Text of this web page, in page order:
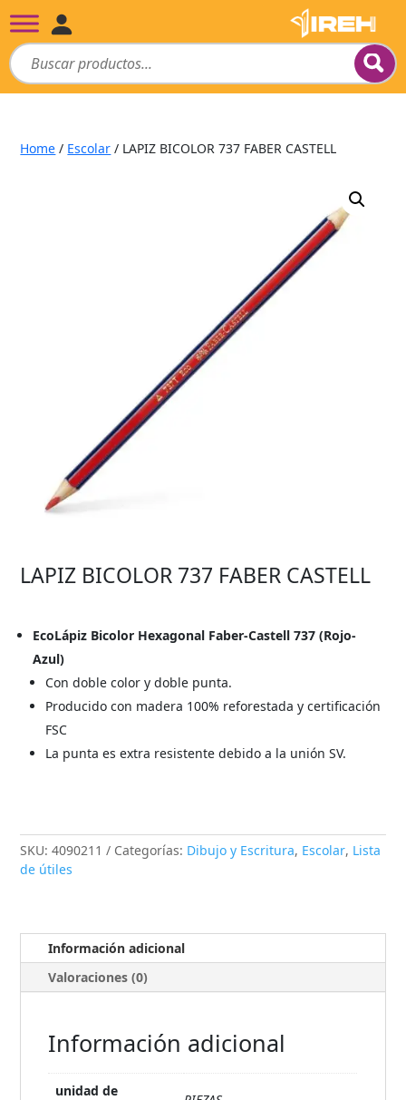
Home / Escolar / LAPIZ BICOLOR 737 FABER CASTELL
LAPIZ BICOLOR 737 FABER CASTELL
EcoLápiz Bicolor Hexagonal Faber-Castell 737 (Rojo-
Azul)
Con doble color y doble punta.
Producido con madera 100% reforestada y certificación
FSC
La punta es extra resistente debido a la unión SV.
SKU:4090211 Categorías: Dibujo y Escritura, Escolar, Lista
de útiles
Información adicional
Valoraciones (0)
Información adicional
unidad de